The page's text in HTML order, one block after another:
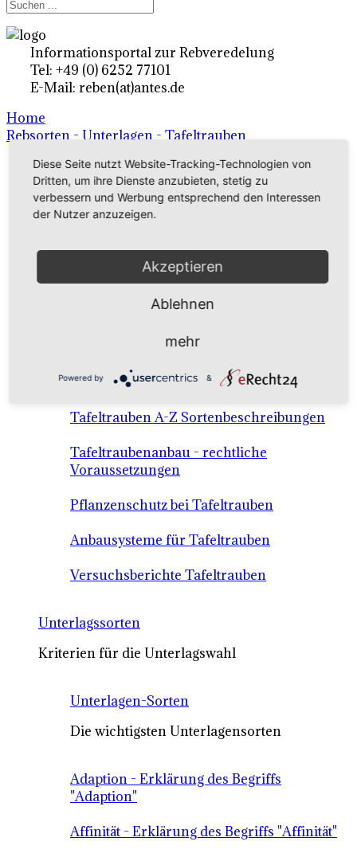
Informationsportal zur Rebveredelung
Tel: +49 (0) 6252 77101
E-Mail: reben(at)antes.de
Home
Rebsorten - Unterlagen - Tafeltrauben
Ertragsrebsorten A-Z
in Deutschland
Rebsorten international
Anbausysteme & Recht
Tafeltrauben A-Z Sortenbeschreibungen
Tafeltraubenanbau - rechtliche
Voraussetzungen
Pflanzenschutz bei Tafeltrauben
Anbausysteme für Tafeltrauben
Versuchsberichte Tafeltrauben
Unterlagssorten
Kriterien für die Unterlagswahl
Unterlagen-Sorten
Die wichtigsten Unterlagensorten
Adaption - Erklärung des Begriffs
"Adaption"
Affinität - Erklärung des Begriffs "Affinität"
Diese Seite nutzt Website-Tracking-Technologien von
Dritten, um ihre Dienste anzubieten, stetig zu
verbessern und Werbung entsprechend den Interessen
der Nutzer anzuzeigen.
Akzeptieren
Ablehnen
mehr
Powered by &